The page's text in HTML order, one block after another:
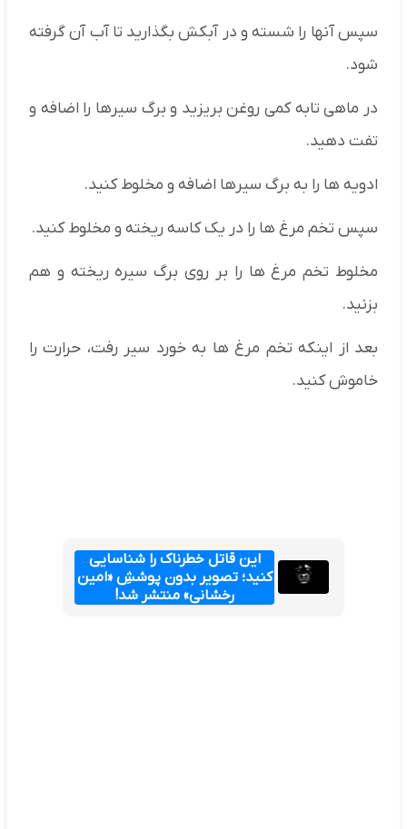
سپس آنها را شسته و در آبکش بگذارید تا آب آن گرفته
شود.
در ماهی تابه کمی روغن بریزید و برگ سیر‌ها را اضافه و
تفت دهید.
ادویه ها را به برگ سیرها اضافه و مخلوط کنید.
سپس تخم مرغ ها را در یک کاسه ریخته و مخلوط کنید.
مخلوط تخم مرغ ها را بر روی برگ سیره ریخته و هم
بزنید.
بعد از اینکه تخم مرغ ها به خورد سیر رفت، حرارت را
خاموش کنید.
این قاتل خطرناک را شناسایی
کنید؛ تصویر بدون پوششِ «امین
رخشانی» منتشر شد!